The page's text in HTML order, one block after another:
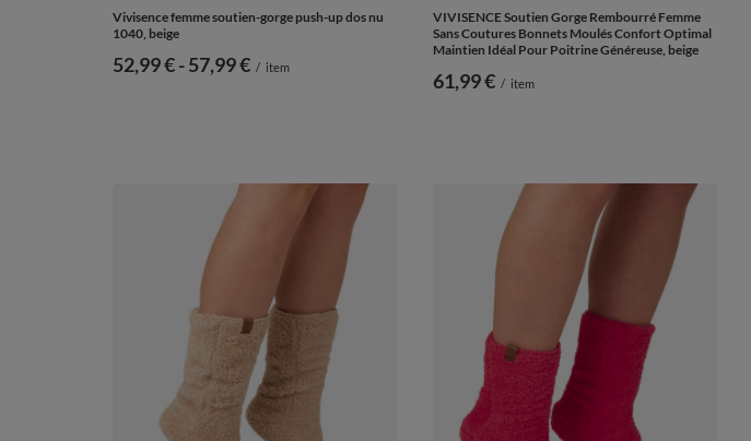
Vivisence femme soutien-gorge push-up dos nu
1040, beige
de
52,99 €-vers le bas
57,99 € / item
VIVISENCE Soutien Gorge Rembourré Femme
Sans Coutures Bonnets Moulés Confort Optimal
Maintien Idéal Pour Poitrine Généreuse, beige
61,99 € / item